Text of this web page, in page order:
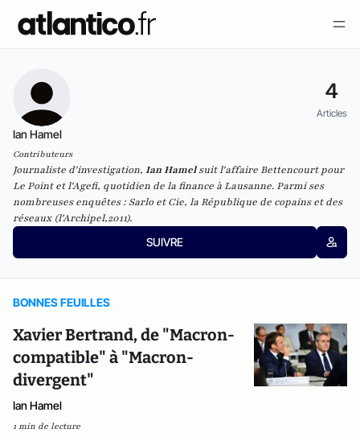
4
Articles
Ian Hamel
Contributeurs
Journaliste d'investigation, Ian Hamelsuit l'affaire Bettencourt pour
Le Point et l'Agefi, quotidien de la finance à Lausanne. Parmi ses
nombreuses enquêtes : Sarlo et Cie, la République de copains et des
réseaux (l'Archipel,2011).
SUIVRE
BONNES FEUILLES
Xavier Bertrand, de "Macron-
compatible" à "Macron-
divergent"
Ian Hamel
1 min de lecture